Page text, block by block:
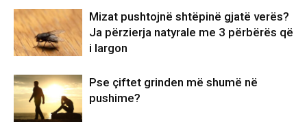
Mizat pushtojnë shtëpinë gjatë verës?
Ja përzierja natyrale me 3 përbërës që
i largon
Pse çiftet grinden më shumë në
pushime?